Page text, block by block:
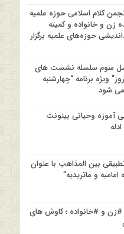
کلام اسلامی حوزه علمیه
زن و خانواده و کمیته
حوزه‌های علمیه برگزار
سوم سلسله نشست های
ویژه برنامه “چهارشنبه
می شود.
آموزه وحیانی بینونت
بین المذاهب با عنوان
و ماتریدیه”
و #خانواده ؛ کاوش های